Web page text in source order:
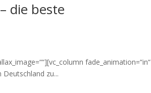
die beste
fade_animation=“in“
zu...